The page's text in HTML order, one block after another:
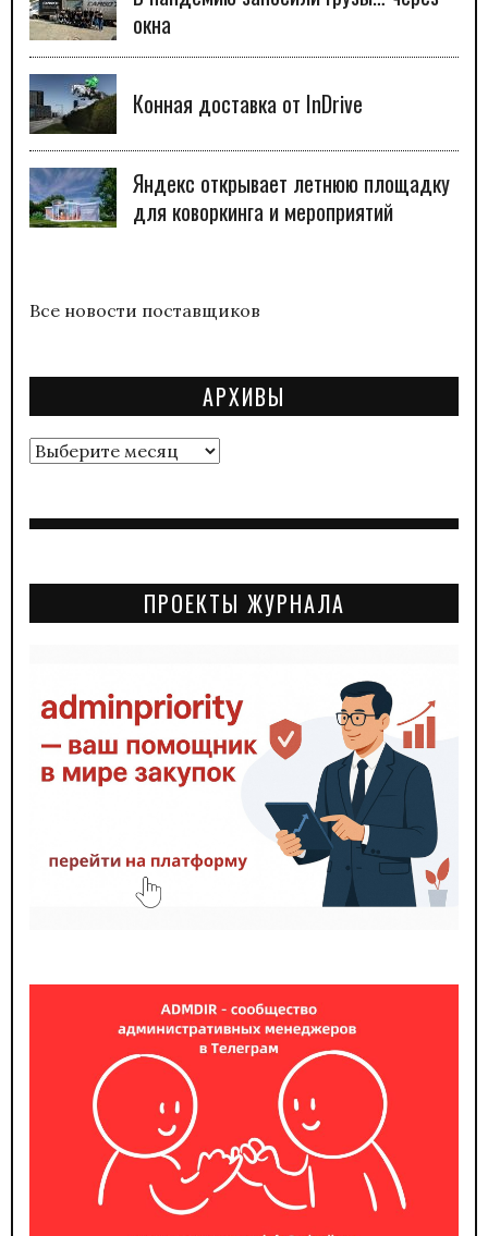
окна
Конная доставка от InDrive
Яндекс открывает летнюю площадку
для коворкинга и мероприятий
Все новости поставщиков
АРХИВЫ
Архивы
ПРОЕКТЫ ЖУРНАЛА